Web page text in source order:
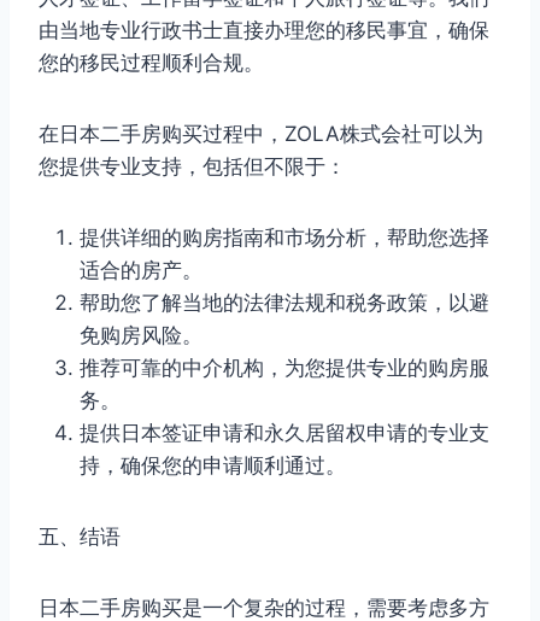
由当地专业行政书士直接办理您的移民事宜，确保
您的移民过程顺利合规。
在日本二手房购买过程中，ZOLA株式会社可以为
您提供专业支持，包括但不限于：
提供详细的购房指南和市场分析，帮助您选择
适合的房产。
帮助您了解当地的法律法规和税务政策，以避
免购房风险。
推荐可靠的中介机构，为您提供专业的购房服
务。
提供日本签证申请和永久居留权申请的专业支
持，确保您的申请顺利通过。
五、结语
日本二手房购买是一个复杂的过程，需要考虑多方